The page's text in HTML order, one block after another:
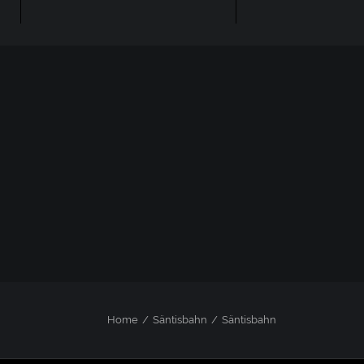
Home Säntisbahn Säntisbahn